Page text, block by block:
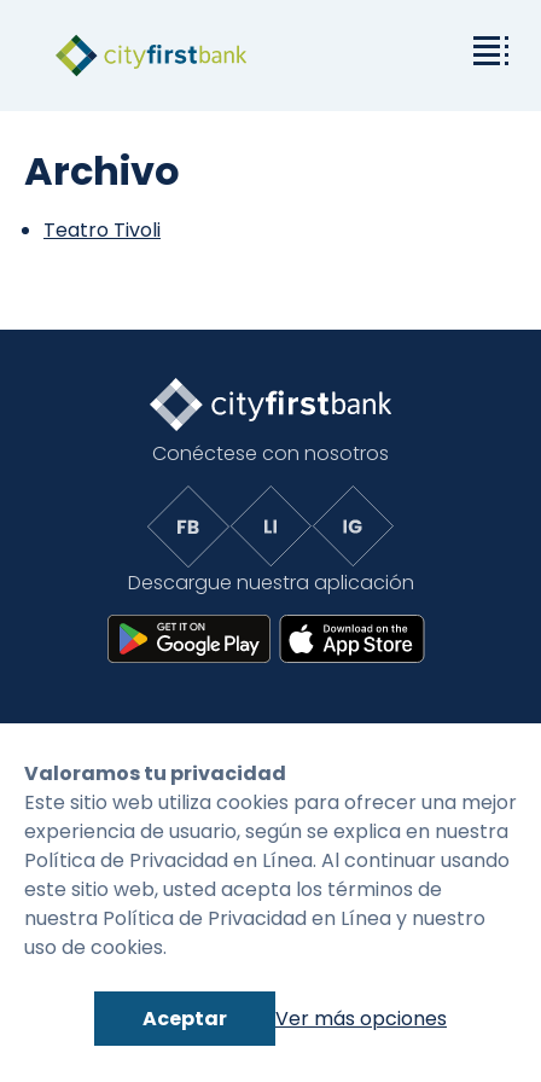
Tarifas y recursos
Relaciones con los inversores
Language Inicio de sesión
Archivo
Teatro Tivoli
Conéctese con nosotros
Descargue nuestra aplicación
reservados.
Política de privacidad Condiciones generales
Valoramos tu privacidad
Este sitio web utiliza cookies para ofrecer una mejor
experiencia de usuario, según se explica en nuestra
Política de Privacidad en Línea. Al continuar usando
este sitio web, usted acepta los términos de
nuestra Política de Privacidad en Línea y nuestro
uso de cookies.
Aceptar Ver más opciones